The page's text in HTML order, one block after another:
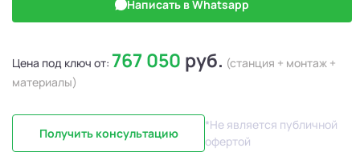
Написать в Whatsapp
Цена под ключ от: 767 050 руб. (станция + монтаж +
материалы)
Получить консультацию
*Не является публичной
офертой